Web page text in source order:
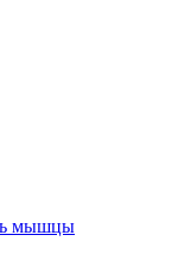
мышцы